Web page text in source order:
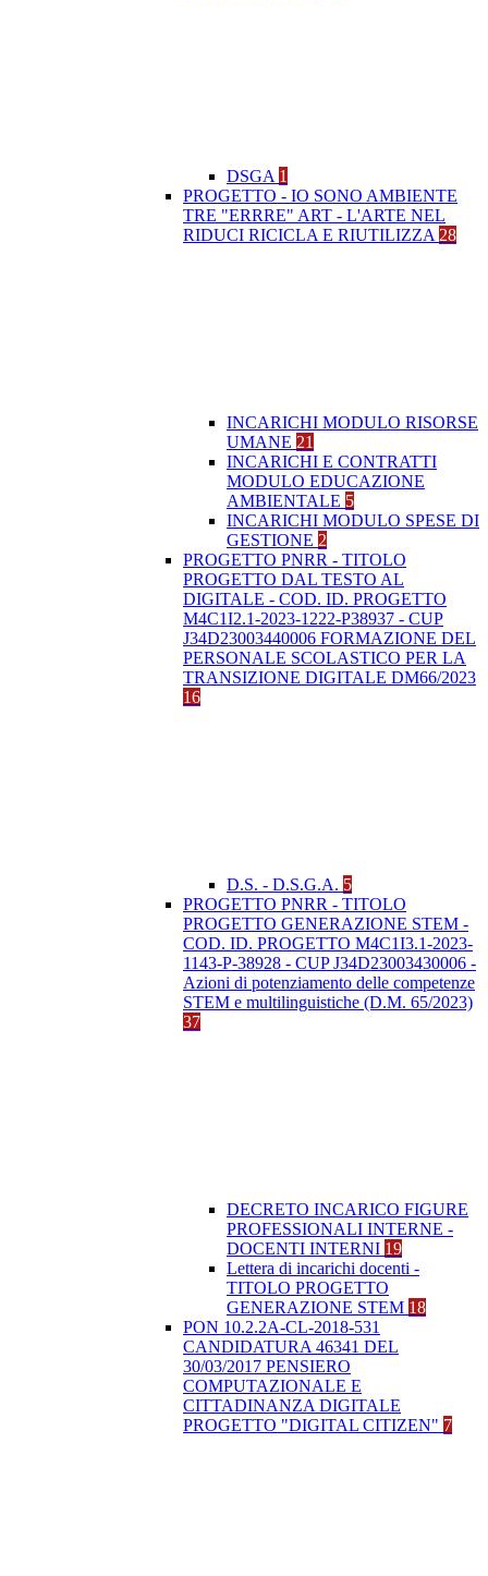
DSGA 1
PROGETTO - IO SONO AMBIENTE
TRE "ERRRE" ART - L'ARTE NEL
RIDUCI RICICLA E RIUTILIZZA 28
INCARICHI MODULO RISORSE
UMANE 21
INCARICHI E CONTRATTI
MODULO EDUCAZIONE
AMBIENTALE 5
INCARICHI MODULO SPESE DI
GESTIONE 2
PROGETTO PNRR - TITOLO
PROGETTO DAL TESTO AL
DIGITALE - COD. ID. PROGETTO
M4C1I2.1-2023-1222-P38937 - CUP
J34D23003440006 FORMAZIONE DEL
PERSONALE SCOLASTICO PER LA
TRANSIZIONE DIGITALE DM66/2023
16
D.S. - D.S.G.A. 5
PROGETTO PNRR - TITOLO
PROGETTO GENERAZIONE STEM -
COD. ID. PROGETTO M4C1I3.1-2023-
1143-P-38928 - CUP J34D23003430006 -
Azioni di potenziamento delle competenze
STEM e multilinguistiche (D.M. 65/2023)
37
DECRETO INCARICO FIGURE
PROFESSIONALI INTERNE -
DOCENTI INTERNI 19
Lettera di incarichi docenti -
TITOLO PROGETTO
GENERAZIONE STEM 18
PON 10.2.2A-CL-2018-531
CANDIDATURA 46341 DEL
30/03/2017 PENSIERO
COMPUTAZIONALE E
CITTADINANZA DIGITALE
PROGETTO "DIGITAL CITIZEN" 7